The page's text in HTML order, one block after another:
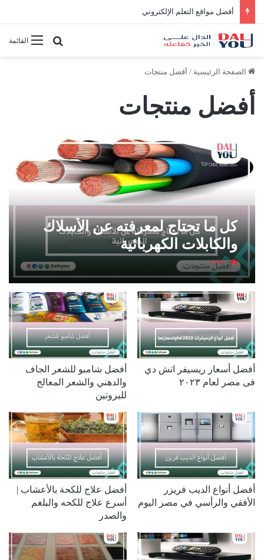
أفضل مواقع التعلم الإلكتروني
القائمةبحث عن
الصفحة الرئيسية / أفضل منتجات
أفضل منتجات
كل ما تحتاج لمعرفته عن الأسلاك
والكابلات الكهربائية
١٦٬٢١٠
أفضل أسعار ريسيفر اتش دي
فى مصر لعام ٢٠٢٣
أفضل شامبو للشعر الجاف
والدهني والشعر المعالج
للبروتين
أفضل أنواع الديب فريزر
الأفقي والرأسي في مصر اليوم
أفضل علاج للكحة بالأعشاب |
أسرع علاج للكحه والبلغم
والصدر